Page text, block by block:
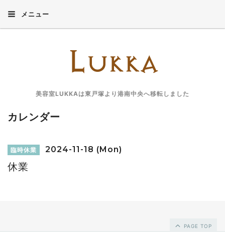
メニュー
美容室LUKKAは東戸塚より港南中央へ移転しました
カレンダー
臨時休業 2024-11-18 (Mon)
休業
PAGE TOP